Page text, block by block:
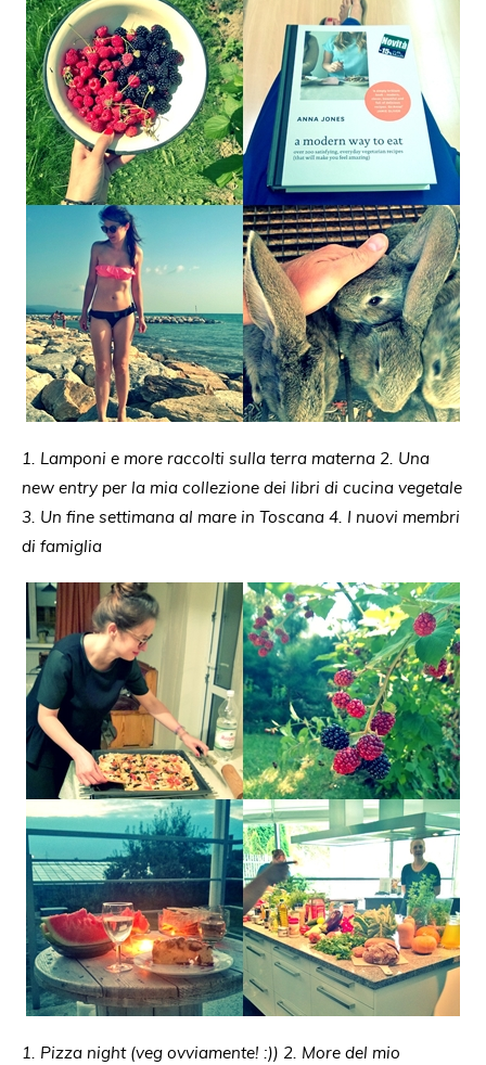
1. Lamponi e more raccolti sulla terra materna 2. Una
new entry per la mia collezione dei libri di cucina vegetale
3. Un fine settimana al mare in Toscana 4. I nuovi membri
di famiglia
1. Pizza night (veg ovviamente! :)) 2. More del mio